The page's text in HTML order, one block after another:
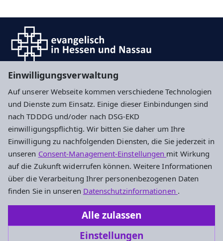
Einwilligungsverwaltung
Auf unserer Webseite kommen verschiedene Technologien
und Dienste zum Einsatz. Einige dieser Einbindungen sind
nach TDDDG und/oder nach DSG-EKD
einwilligungspflichtig. Wir bitten Sie daher um Ihre
Einwilligung zu nachfolgenden Diensten, die Sie jederzeit in
unseren Consent-Management-Einstellungen mit Wirkung
auf die Zukunft widerrufen können. Weitere Informationen
über die Verarbeitung Ihrer personenbezogenen Daten
finden Sie in unseren Datenschutzinformationen .
Alle zulassen
Einstellungen
Ev. Segensgemeinde Darmstadt
Gemeindebüro
Heinheimer Straße 41A
64289 Darmstadt
Segensgemeinde.Darmstadt@ekhn.de